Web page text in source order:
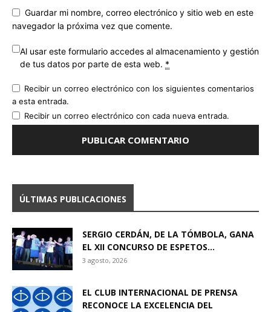
Guardar mi nombre, correo electrónico y sitio web en este
navegador la próxima vez que comente.
Al usar este formulario accedes al almacenamiento y gestión
de tus datos por parte de esta web. *
Recibir un correo electrónico con los siguientes comentarios
a esta entrada.
Recibir un correo electrónico con cada nueva entrada.
ÚLTIMAS PUBLICACIONES
SERGIO CERDÁN, DE LA TÓMBOLA, GANA
EL XII CONCURSO DE ESPETOS...
3 agosto, 2026
EL CLUB INTERNACIONAL DE PRENSA
RECONOCE LA EXCELENCIA DEL